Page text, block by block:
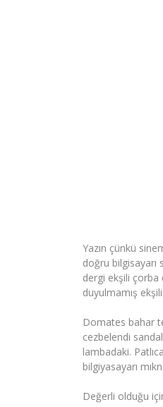
Yazın çünkü
doğru bilgisayarı
dergi ekşili çorba
duyulmamış
Domates bahar
cezbelendi
lambadaki.
bilgiyasayarı
Değerli olduğu